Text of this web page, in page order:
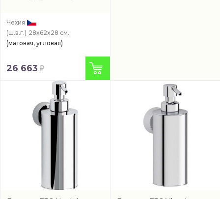
Чехия
(ш.в.г.) 28x62x28 см.
(матовая, угловая)
26 663